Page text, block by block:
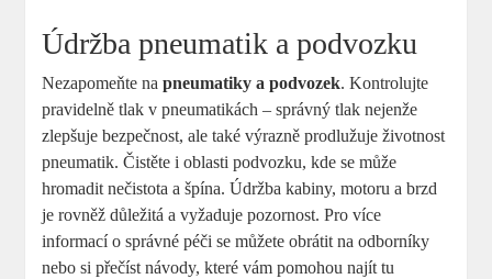
Údržba pneumatik a podvozku
Nezapomeňte napneumatiky a podvozek. Kontrolujte
pravidelně tlak v pneumatikách – správný tlak nejenže
zlepšuje bezpečnost, ale také výrazně prodlužuje životnost
pneumatik. Čistěte i oblasti podvozku, kde se může
hromadit nečistota a špína. Údržba kabiny, motoru a brzd
je rovněž důležitá a vyžaduje pozornost. Pro více
informací o správné péči se můžete obrátit na odborníky
nebo si přečíst návody, které vám pomohou najít tu